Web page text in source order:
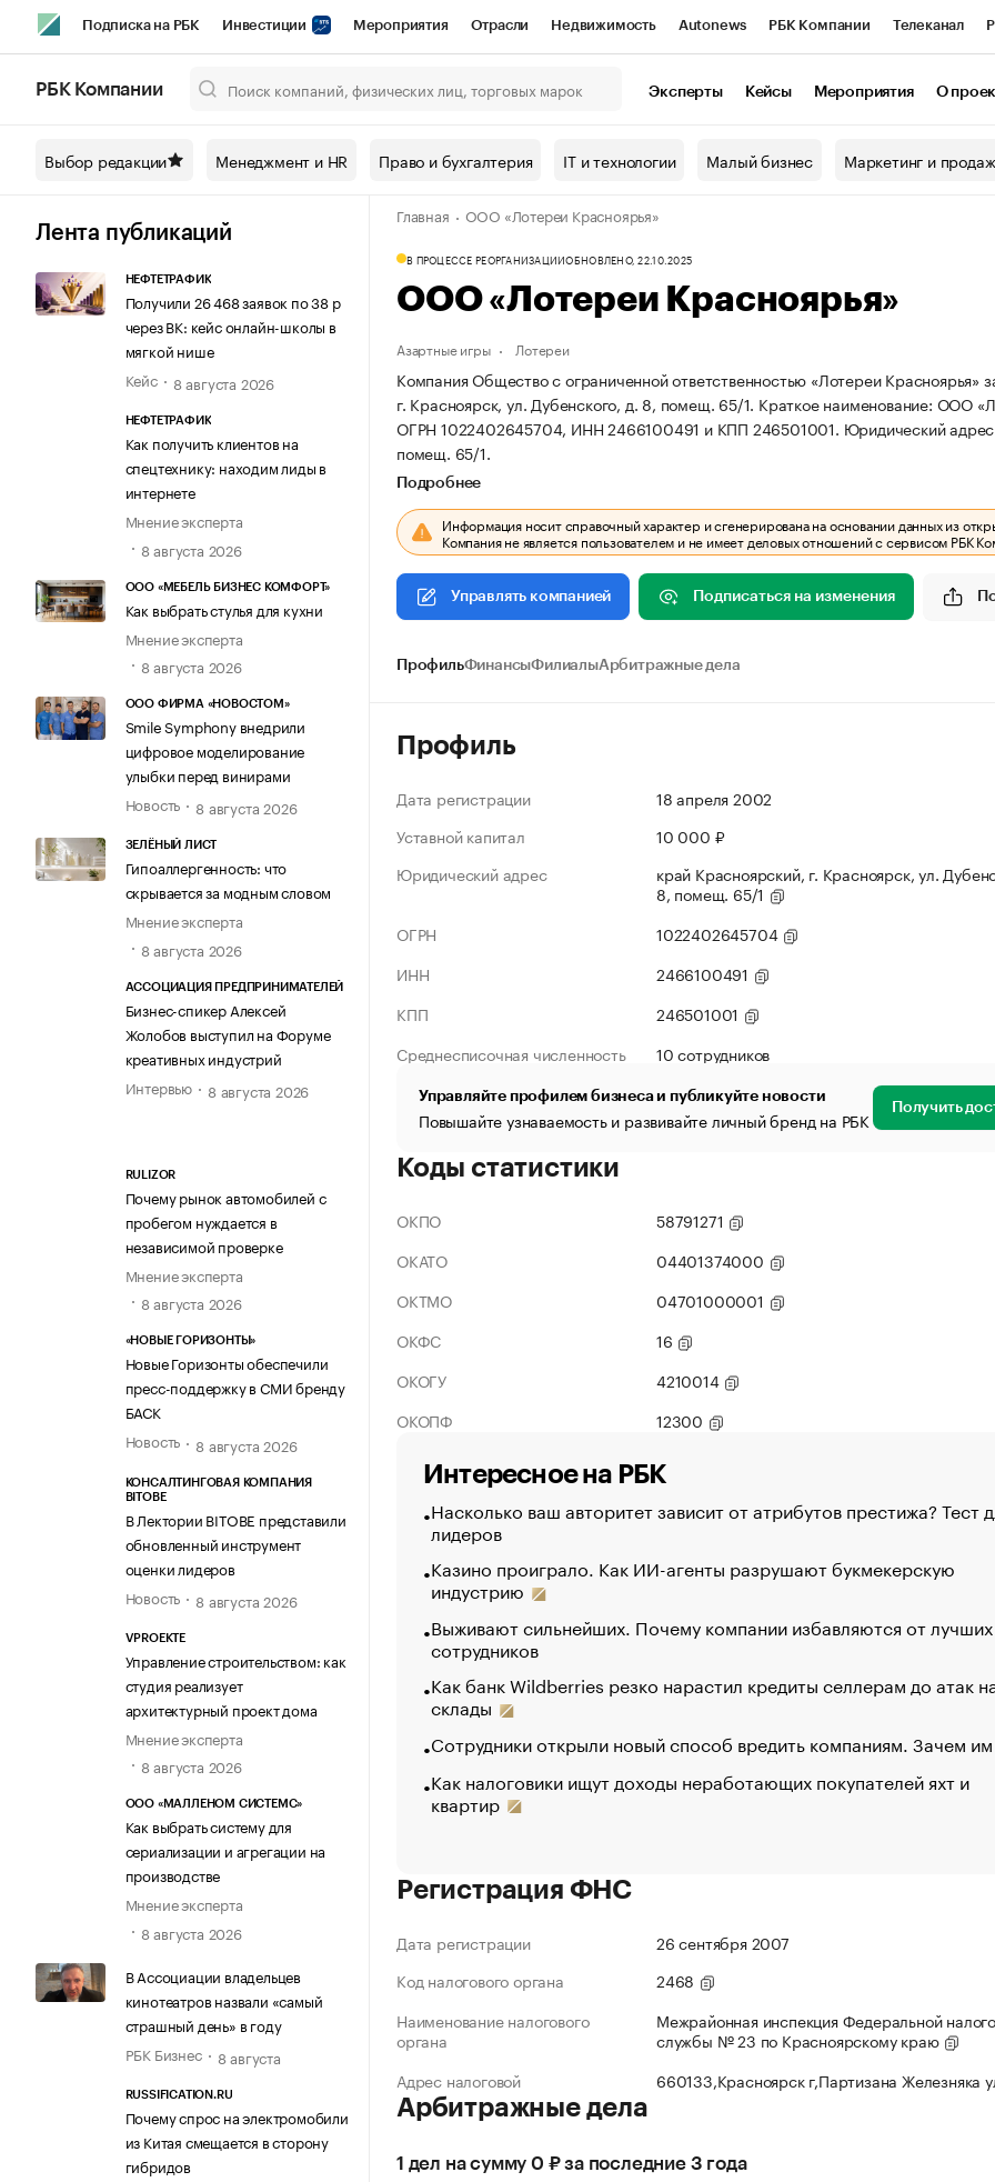
Подписка на РБК Инвестиции Мероприятия Отрасли Недвижимость Autonews РБК Компании Телеканал
Спецпроекты СПб Конференции СПб Спецпроекты Проверка контрагентов
Технологии и медиа Рынок наличной валюты
РБК Компании Эксперты Кейсы Мероприятия О
Выбор редакции Менеджмент и HR Право и бухгалтерия IT и технологии Малый бизнес Маркетинг и
Лента публикаций
НЕФТЕТРАФИК
Получили 26 468 заявок по 38 р
через ВК: кейс онлайн-школы в
мягкой нише
Кейс
8 августа 2026
НЕФТЕТРАФИК
Как получить клиентов на
спецтехнику: находим лиды в
интернете
Мнение эксперта
8 августа 2026
ООО «МЕБЕЛЬ БИЗНЕС КОМФОРТ»
Как выбрать стулья для кухни
Мнение эксперта
8 августа 2026
ООО ФИРМА «НОВОСТОМ»
Smile Symphony внедрили
цифровое моделирование
улыбки перед винирами
Новость
8 августа 2026
ЗЕЛЁНЫЙ ЛИСТ
Гипоаллергенность: что
скрывается за модным словом
Мнение эксперта
8 августа 2026
АССОЦИАЦИЯ ПРЕДПРИНИМАТЕЛЕЙ
Бизнес-спикер Алексей
Жолобов выступил на Форуме
креативных индустрий
Интервью
8 августа 2026
RULIZOR
Почему рынок автомобилей с
пробегом нуждается в
независимой проверке
Мнение эксперта
8 августа 2026
«НОВЫЕ ГОРИЗОНТЫ»
Новые Горизонты обеспечили
пресс-поддержку в СМИ бренду
БАСК
Новость
8 августа 2026
КОНСАЛТИНГОВАЯ КОМПАНИЯ
BITOBE
В Лектории BITOBE представили
обновленный инструмент
оценки лидеров
Новость
8 августа 2026
VPROEKTE
Управление строительством: как
студия реализует
архитектурный проект дома
Мнение эксперта
8 августа 2026
ООО «МАЛЛЕНОМ СИСТЕМС»
Как выбрать систему для
сериализации и агрегации на
производстве
Мнение эксперта
8 августа 2026
В Ассоциации владельцев
кинотеатров назвали «самый
страшный день» в году
РБК Бизнес
8 августа
RUSSIFICATION.RU
Почему спрос на электромобили
из Китая смещается в сторону
гибридов
Главная ООО «Лотереи Красноярья»
В ПРОЦЕССЕ РЕОРГАНИЗАЦИИОБНОВЛЕНО, 22.10.2025
ООО «Лотереи Красноярья»
Азартные игры Лотереи
Компания Общество с ограниченной ответственностью «Лотереи Красноярья»
г. Красноярск, ул. Дубенского, д. 8, помещ. 65/1. Краткое наименование: ООО
ОГРН 1022402645704, ИНН 2466100491 и КПП 246501001. Юридический
помещ. 65/1.
Подробнее
Информация носит справочный характер и сгенерирована на основании данных из
Компания не является пользователем и не имеет деловых отношений с сервисом РБК
Управлять компанией Подписаться на изменения
ПрофильФинансыФилиалыАрбитражные дела
Профиль
Дата регистрации
18 апреля 2002
Уставной капитал
10 000 ₽
Юридический адрес
край Красноярский, г. Красноярск, ул.
8, помещ. 65/1
ОГРН
1022402645704
ИНН
2466100491
КПП
246501001
Среднесписочная численность
10 сотрудников
Управляйте профилем бизнеса и публикуйте новости
Повышайте узнаваемость и развивайте личный бренд на РБК Получить
Коды статистики
ОКПО
58791271
ОКАТО
04401374000
ОКТМО
04701000001
ОКФС
16
ОКОГУ
4210014
ОКОПФ
12300
Интересное на РБК
Насколько ваш авторитет зависит от атрибутов престижа? Тест
лидеров
Казино проиграло. Как ИИ-агенты разрушают букмекерскую
индустрию
Выживают сильнейших. Почему компании избавляются от лучших
сотрудников
Как банк Wildberries резко нарастил кредиты селлерам до атак
склады
Сотрудники открыли новый способ вредить компаниям. Зачем
Как налоговики ищут доходы неработающих покупателей яхт и
квартир
Регистрация ФНС
Дата регистрации
26 сентября 2007
Код налогового органа
2468
Наименование налогового
органа
Межрайонная инспекция Федеральной
службы № 23 по Красноярскому краю
Адрес налоговой
660133,Красноярск г,Партизана Железняка
Арбитражные дела
1 дел на сумму 0 ₽ за последние 3 года